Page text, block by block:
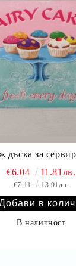
дъска за
€6.04 11.81лв.
€7.11 13.91лв.
В наличност